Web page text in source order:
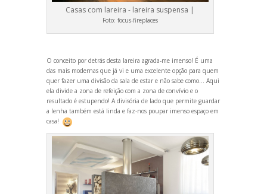
Casas com lareira - lareira suspensa |
Foto: focus-fireplaces
O conceito por detrás desta lareira agrada-me imenso! É uma
das mais modernas que já vi e uma excelente opção para quem
quer fazer uma divisão da sala de estar e não sabe como… Aqui
ela divide a zona de refeição com a zona de convívio e o
resultado é estupendo! A divisória de lado que permite guardar
a lenha também está linda e faz-nos poupar imenso espaço em
casa!